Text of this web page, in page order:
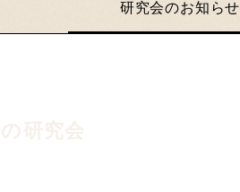
研究会のお知らせ